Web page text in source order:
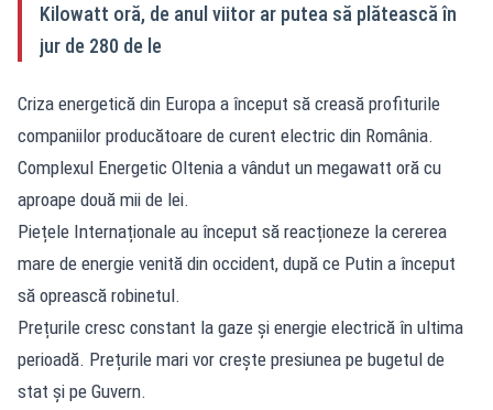
Kilowatt oră, de anul viitor ar putea să plătească în
jur de 280 de le
Criza energetică din Europa a început să creasă profiturile
companiilor producătoare de curent electric din România.
Complexul Energetic Oltenia a vândut un megawatt oră cu
aproape două mii de lei.
Piețele Internaționale au început să reacționeze la cererea
mare de energie venită din occident, după ce Putin a început
să oprească robinetul.
Prețurile cresc constant la gaze și energie electrică în ultima
perioadă. Prețurile mari vor crește presiunea pe bugetul de
stat și pe Guvern.